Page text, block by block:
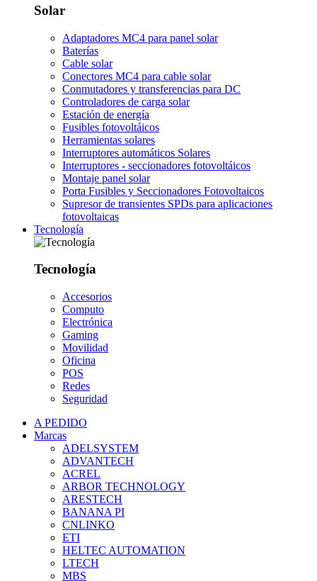
Solar
Adaptadores MC4 para panel solar
Baterías
Cable solar
Conectores MC4 para cable solar
Conmutadores y transferencias para DC
Controladores de carga solar
Estación de energía
Fusibles fotovoltáicos
Herramientas solares
Interruptores automáticos Solares
Interruptores - seccionadores fotovoltáicos
Montaje panel solar
Porta Fusibles y Seccionadores Fotovoltaicos
Supresor de transientes SPDs para aplicaciones
fotovoltaicas
Tecnología
Tecnología
Accesorios
Computo
Electrónica
Gaming
Movilidad
Oficina
POS
Redes
Seguridad
A PEDIDO
Marcas
ADELSYSTEM
ADVANTECH
ACREL
ARBOR TECHNOLOGY
ARESTECH
BANANA PI
CNLINKO
ETI
HELTEC AUTOMATION
LTECH
MBS